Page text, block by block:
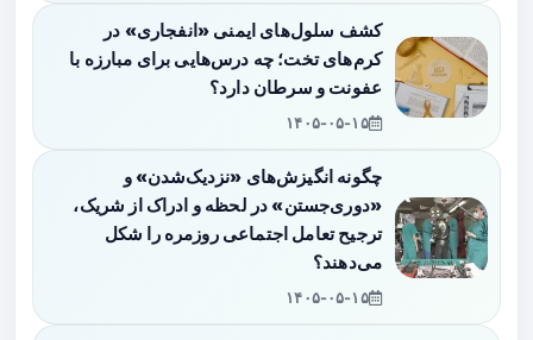
کشف سلول‌های ایمنی «انفجاری» در
کرم‌های تخت؛ چه درس‌هایی برای مبارزه با
عفونت و سرطان دارد؟
۱۴۰۵-۰۵-۱۵
چگونه انگیزش‌های «نزدیک‌شدن» و
«دوری‌جستن» در لحظه و ادراک از شریک،
ترجیح تعامل اجتماعی روزمره را شکل
می‌دهند؟
۱۴۰۵-۰۵-۱۵